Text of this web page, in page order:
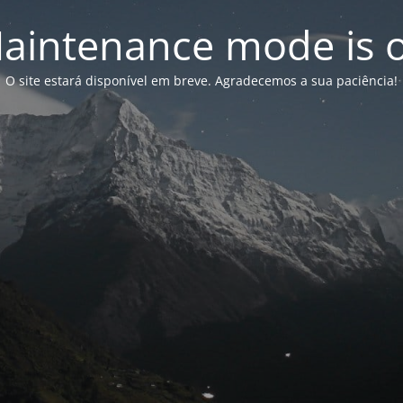
mode is
O site estará disponível em breve. Agradecemos a sua paciência!